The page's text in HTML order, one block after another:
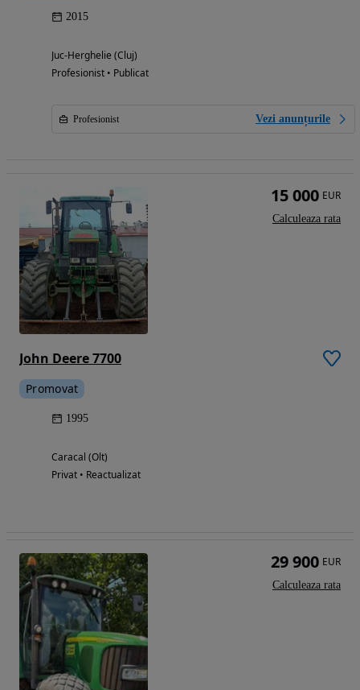
2015
Juc-Herghelie (Cluj)
Profesionist • Publicat
Profesionist Vezi anunțurile
John Deere 7700
Promovat
1995
Caracal (Olt)
Privat • Reactualizat
15 000 EUR
Calculeaza rata
29 900 EUR
Calculeaza rata